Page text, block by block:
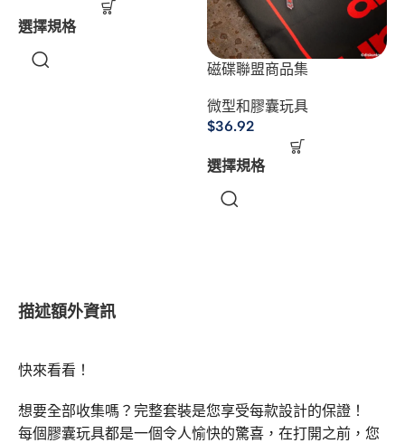
選擇規格
磁碟聯盟商品集
微型和膠囊玩具
$36.92
選擇規格
描述額外資訊
快來看看！
想要全部收集嗎？完整套裝是您享受每款設計的保證！
每個膠囊玩具都是一個令人愉快的驚喜，在打開之前，您